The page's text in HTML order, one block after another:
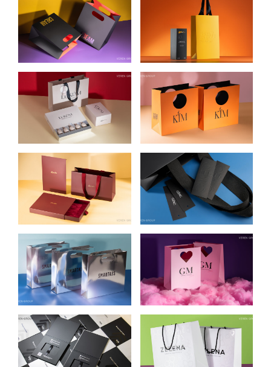
БУМАЖНЫЕ
ПАКЕТЫ ДЛЯ
ИНТЕРНЕТ-
МАГАЗИНА
ПРЕМИАЛЬНОЙ
КОСМЕТИКИ
CREAM
ПОДАРОЧНАЯ
УПАКОВКА ДЛЯ
ЛИМИТИРОВАННОЙ
СЕРИИ КОНЬЯКА
ТИСА
КОМПЛЕКСНАЯ
УПАКОВКА ДЛЯ
ЛИМИТИРОВАННОЙ
СЕРИИ ЛАКОВ
LUKUM NAILS
УПАКОВКА ДЛЯ
УКРАИНСКОГО
БРЕНДА ОДЕЖДЫ
THE KIM
ЛИМИТИРОВАННАЯ
СЕРИЯ УПАКОВКИ
ДЛЯ ОДЕЖДЫ
БРЕНДА TTSWTRS
ПРЕМИАЛЬНАЯ
УПАКОВКА ДЛЯ
ОДЕЖДЫ CENC
ЭКСКЛЮЗИВНАЯ
УПАКОВКА ДЛЯ
МЕРЧА И
ПОДАРОЧНЫХ
НАБОРОВ
SMARTASS
УПАКОВКА ДЛЯ
СЕТИ МАГАЗИНОВ
КОСМЕТИКИ GM
ПРЕЗЕНТАЦИОННАЯ
УПАКОВКА ДЛЯ
БАНКОВСКИХ
УТОНЧЕННАЯ
УПАКОВКА ДЛЯ
ПРЕМИАЛЬНЫХ